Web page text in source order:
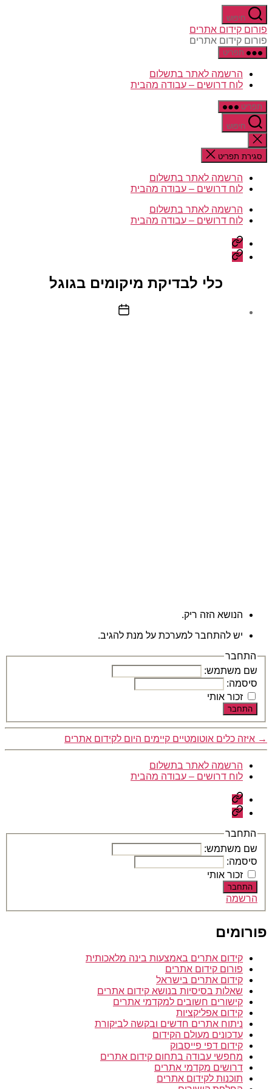
דלג
לתוכן חיפוש
פורום קידום אתרים
פורום קידום אתרים
תפריט
הרשמה לאתר בתשלום
לוח דרושים – עבודה מהבית
תפריט
חיפוש
סגירת
החיפוש
סגירת תפריט
הרשמה לאתר בתשלום
לוח דרושים – עבודה מהבית
הרשמה לאתר בתשלום
לוח דרושים – עבודה מהבית
הרשמה
לאתר
בתשלום
לוח
דרושים
עבודהכלי לבדיקת מיקומים בגוגל
תאריך
הנושא הזה ריק.
יש להתחבר למערכת על מנת להגיב.
התחבר
שם משתמש:
סיסמה:
זכור אותי
התחבר
→ איזה כלים אוטומטיים קיימים היום לקידום אתרים
הרשמה לאתר בתשלום
לוח דרושים – עבודה מהבית
הרשמה
לאתר
בתשלום
לוח
דרושים
–
מהבית
התחבר
שם משתמש:
סיסמה:
זכור אותי
התחבר
הרשמה
פורומים
קידום אתרים באמצעות בינה מלאכותית
פורום קידום אתרים
קידום אתרים בישראל
שאלות בסיסיות בנושא קידום אתרים
קישורים חשובים למקדמי אתרים
קידום אפליקציות
ניתוח אתרים חדשים ובקשה לביקורת
עדכונים מעולם הקידום
קידום דפי פייסבוק
מחפשי עבודה בתחום קידום אתרים
דרושים מקדמי אתרים
תוכנות לקידום אתרים